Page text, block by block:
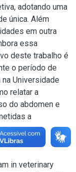
adotando uma
única. Além
em outra
essa
deste trabalho é
o período de
Universidade
relatar a
do abdomen e
a
in veterinary